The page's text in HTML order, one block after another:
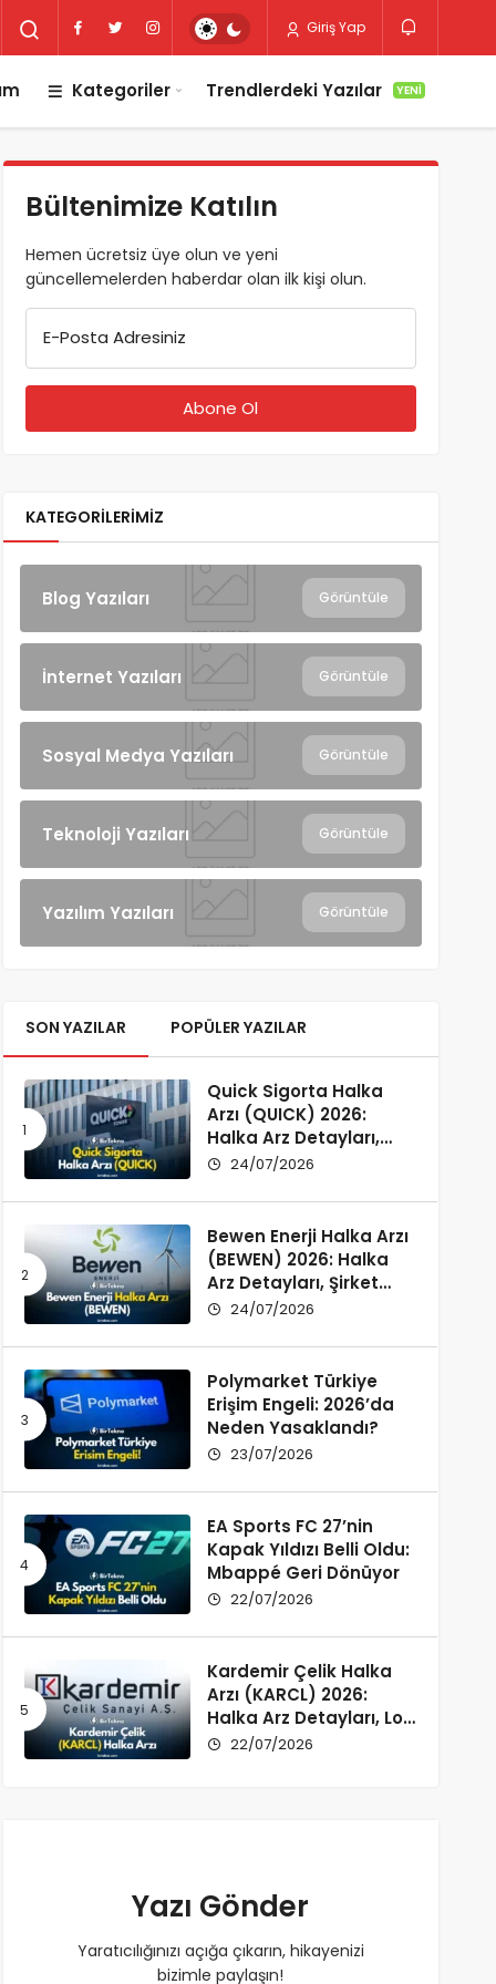
Giriş Yap
Kategoriler Trendlerdeki Yazılar YENI
Bültenimize Katılın
Hemen ücretsiz üye olun ve yeni
güncellemelerden haberdar olan ilk kişi olun.
E-Posta Adresiniz
KATEGORILERIMIZ
Blog Yazıları Görüntüle
İnternet Yazıları Görüntüle
Sosyal Medya Yazıları Görüntüle
Teknoloji Yazıları Görüntüle
Yazılım Yazıları Görüntüle
SON YAZILAR POPÜLER YAZILAR
Quick Sigorta Halka
Arzı (QUICK) 2026:
Halka Arz Detayları,
Şirket Profili ve
24/07/2026
Bewen Enerji Halka Arzı
(BEWEN) 2026: Halka
Arz Detayları, Şirket
Profili ve Fon Kullanımı
24/07/2026
Polymarket Türkiye
Erişim Engeli: 2026’da
Neden Yasaklandı?
23/07/2026
EA Sports FC 27’nin
Kapak Yıldızı Belli Oldu:
Mbappé Geri Dönüyor
22/07/2026
Kardemir Çelik Halka
Arzı (KARCL) 2026:
Halka Arz Detayları, Lot
Dağılımı ve Şirket Profili
22/07/2026
Yazı Gönder
Yaratıcılığınızı açığa çıkarın, hikayenizi
bizimle paylaşın!